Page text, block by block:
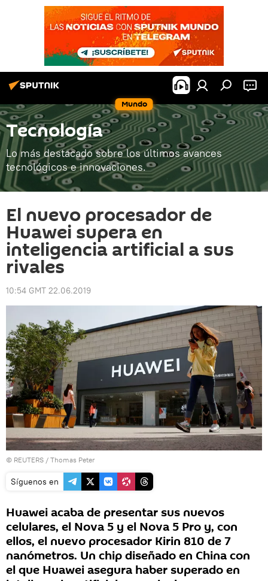
Mundo
Tecnología
Lo más destacado sobre los últimos avances
tecnológicos e innovaciones.
El nuevo procesador de
Huawei supera en
inteligencia artificial a sus
rivales
10:54 GMT 22.06.2019
© REUTERS / Thomas Peter
Síguenos en
Huawei acaba de presentar sus nuevos
celulares, el Nova 5 y el Nova 5 Pro y, con
ellos, el nuevo procesador Kirin 810 de 7
nanómetros. Un chip diseñado en China con
el que Huawei asegura haber superado en